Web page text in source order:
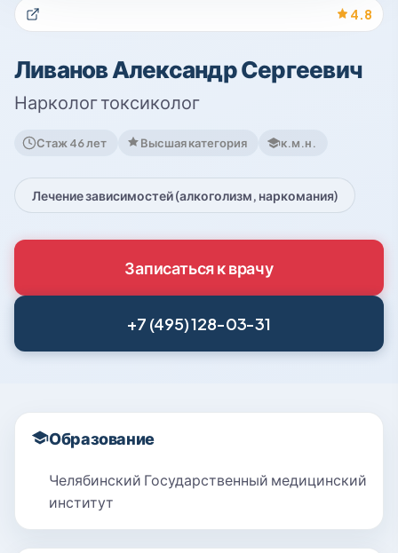
4.8
Ливанов Александр Сергеевич
Нарколог токсиколог
Стаж 46 лет Высшая категория к.м.н.
Лечение зависимостей (алкоголизм, наркомания)
Записаться к врачу
+7 (495) 128-03-31
Образование
Челябинский Государственный медицинский
институт